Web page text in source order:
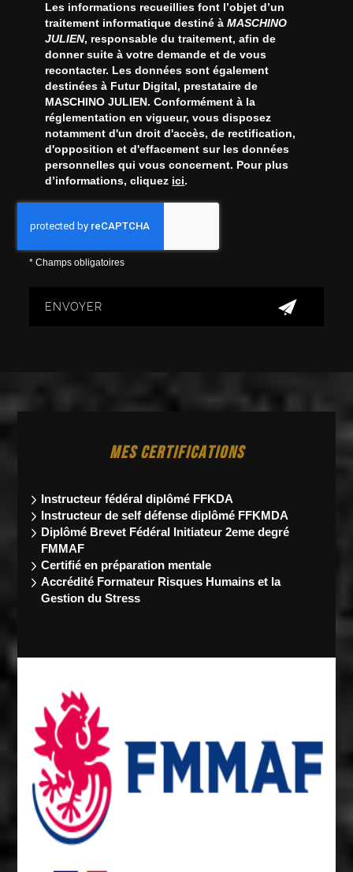
Les informations recueillies font l’objet d’un
traitement informatique destiné à MASCHINO
JULIEN, responsable du traitement, afin de
donner suite à votre demande et de vous
recontacter. Les données sont également
destinées à Futur Digital, prestataire de
MASCHINO JULIEN. Conformément à la
réglementation en vigueur, vous disposez
notamment d'un droit d'accès, de rectification,
d'opposition et d'effacement sur les données
personnelles qui vous concernent. Pour plus
d’informations, cliquez ici.
*Champs obligatoires
MES CERTIFICATIONS
Instructeur fédéraldiplômé FFKDA
Instructeur de self défense diplômé FFKMDA
Diplômé Brevet Fédéral Initiateur 2eme degré
FMMAF
Certifié en préparation mentale
Accrédité Formateur Risques Humains et la
Gestion du Stress